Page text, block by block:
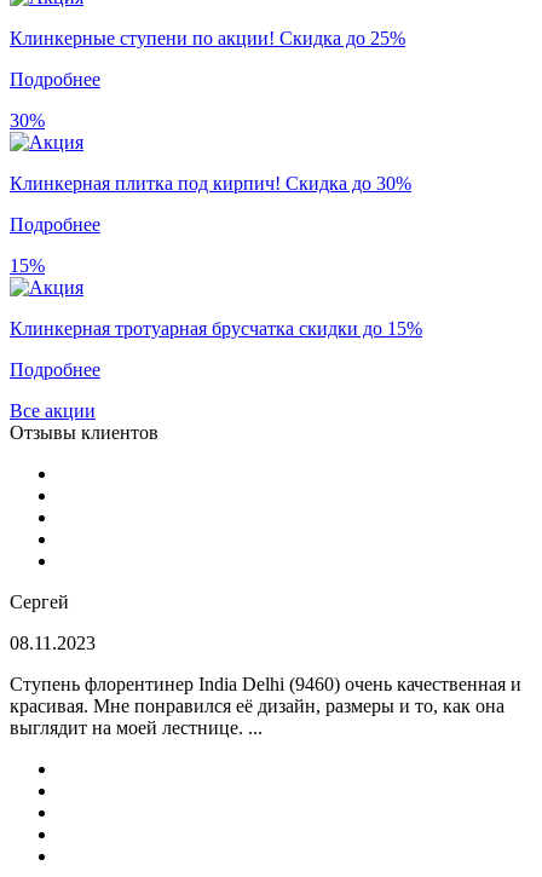
Клинкерные ступени по акции! Скидка до 25%
Подробнее
30%
Клинкерная плитка под кирпич! Скидка до 30%
Подробнее
15%
Клинкерная тротуарная брусчатка скидки до 15%
Подробнее
Все акции
Отзывы клиентов
Сергей
08.11.2023
Ступень флорентинер India Delhi (9460) очень качественная и
красивая. Мне понравился её дизайн, размеры и то, как она
выглядит на моей лестнице. ...